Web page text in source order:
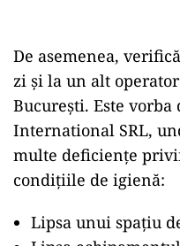
De asemenea,
zi și la un alt
București. Este vorba
International SRL,
multe deficiențe
condițiile de igienă:
Lipsa unui spațiu